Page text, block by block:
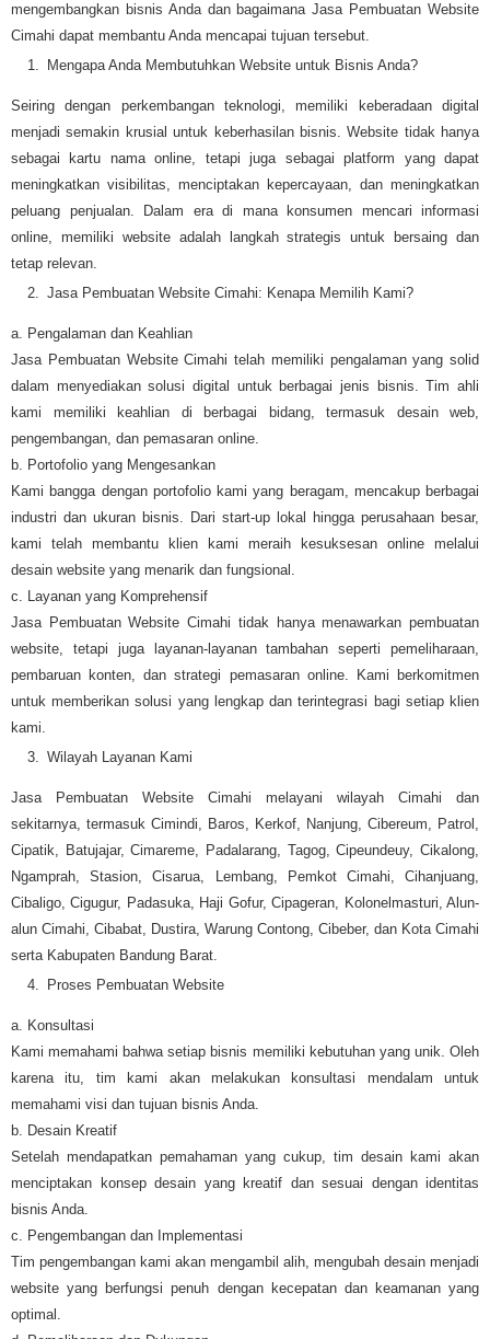
mengembangkan bisnis Anda dan bagaimana Jasa Pembuatan Website
Cimahi dapat membantu Anda mencapai tujuan tersebut.
Mengapa Anda Membutuhkan Website untuk Bisnis Anda?
Seiring dengan perkembangan teknologi, memiliki keberadaan digital
menjadi semakin krusial untuk keberhasilan bisnis. Website tidak hanya
sebagai kartu nama online, tetapi juga sebagai platform yang dapat
meningkatkan visibilitas, menciptakan kepercayaan, dan meningkatkan
peluang penjualan. Dalam era di mana konsumen mencari informasi
online, memiliki website adalah langkah strategis untuk bersaing dan
tetap relevan.
Jasa Pembuatan Website Cimahi: Kenapa Memilih Kami?
a. Pengalaman dan Keahlian
Jasa Pembuatan Website Cimahi telah memiliki pengalaman yang solid
dalam menyediakan solusi digital untuk berbagai jenis bisnis. Tim ahli
kami memiliki keahlian di berbagai bidang, termasuk desain web,
pengembangan, dan pemasaran online.
b. Portofolio yang Mengesankan
Kami bangga dengan portofolio kami yang beragam, mencakup berbagai
industri dan ukuran bisnis. Dari start-up lokal hingga perusahaan besar,
kami telah membantu klien kami meraih kesuksesan online melalui
desain website yang menarik dan fungsional.
c. Layanan yang Komprehensif
Jasa Pembuatan Website Cimahi tidak hanya menawarkan pembuatan
website, tetapi juga layanan-layanan tambahan seperti pemeliharaan,
pembaruan konten, dan strategi pemasaran online. Kami berkomitmen
untuk memberikan solusi yang lengkap dan terintegrasi bagi setiap klien
kami.
Wilayah Layanan Kami
Jasa Pembuatan Website Cimahi melayani wilayah Cimahi dan
sekitarnya, termasuk Cimindi, Baros, Kerkof, Nanjung, Cibereum, Patrol,
Cipatik, Batujajar, Cimareme, Padalarang, Tagog, Cipeundeuy, Cikalong,
Ngamprah, Stasion, Cisarua, Lembang, Pemkot Cimahi, Cihanjuang,
Cibaligo, Cigugur, Padasuka, Haji Gofur, Cipageran, Kolonelmasturi, Alun-
alun Cimahi, Cibabat, Dustira, Warung Contong, Cibeber, dan Kota Cimahi
serta Kabupaten Bandung Barat.
Proses Pembuatan Website
a. Konsultasi
Kami memahami bahwa setiap bisnis memiliki kebutuhan yang unik. Oleh
karena itu, tim kami akan melakukan konsultasi mendalam untuk
memahami visi dan tujuan bisnis Anda.
b. Desain Kreatif
Setelah mendapatkan pemahaman yang cukup, tim desain kami akan
menciptakan konsep desain yang kreatif dan sesuai dengan identitas
bisnis Anda.
c. Pengembangan dan Implementasi
Tim pengembangan kami akan mengambil alih, mengubah desain menjadi
website yang berfungsi penuh dengan kecepatan dan keamanan yang
optimal.